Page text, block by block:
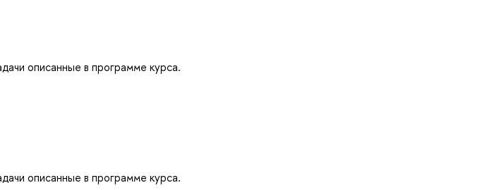
описанные в программе курса.
описанные в программе курса.